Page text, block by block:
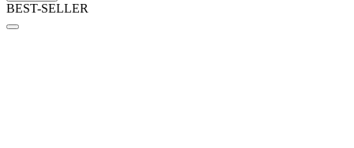
BEST-SELLER